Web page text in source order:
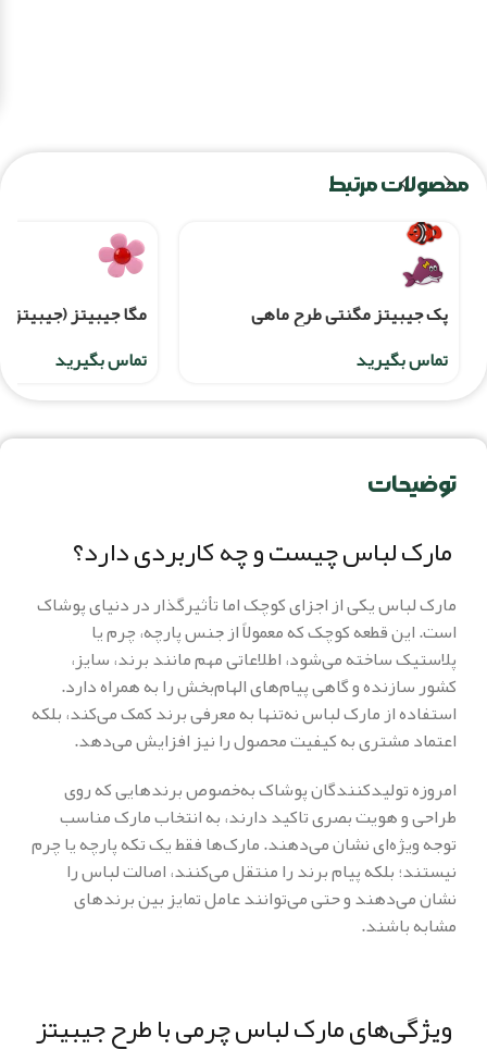
محصولات مرتبط
پک جیبیتز مگنتی طرح ماهی
تماس بگیرید
مگا جیبیتز
تماس بگیرید
توضیحات
مارک لباس چیست و چه کاربردی دارد؟
مارک لباس یکی از اجزای کوچک اما تأثیرگذار در دنیای پوشاک
است. این قطعه کوچک که معمولاً از جنس پارچه، چرم یا
پلاستیک ساخته می‌شود، اطلاعاتی مهم مانند برند، سایز،
کشور سازنده و گاهی پیام‌های الهام‌بخش را به همراه دارد.
استفاده از مارک لباس نه‌تنها به معرفی برند کمک می‌کند، بلکه
اعتماد مشتری به کیفیت محصول را نیز افزایش می‌دهد.
امروزه تولیدکنندگان پوشاک به‌خصوص برندهایی که روی
طراحی و هویت بصری تاکید دارند، به انتخاب مارک مناسب
توجه ویژه‌ای نشان می‌دهند. مارک‌ها فقط یک تکه پارچه یا چرم
نیستند؛ بلکه پیام برند را منتقل می‌کنند، اصالت لباس را
نشان می‌دهند و حتی می‌توانند عامل تمایز بین برندهای
مشابه باشند.
ویژگی‌های مارک لباس چرمی با طرح جیبیتز